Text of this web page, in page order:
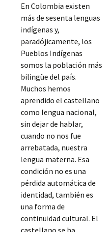
En Colombia existen
más de sesenta lenguas
indígenas y,
paradójicamente, los
Pueblos Indígenas
somos la población más
bilingüe del país.
Muchos hemos
aprendido el castellano
como lengua nacional,
sin dejar de hablar,
cuando no nos fue
arrebatada, nuestra
lengua materna. Esa
condición no es una
pérdida automática de
identidad, también es
una forma de
continuidad cultural. El
castellano se ha